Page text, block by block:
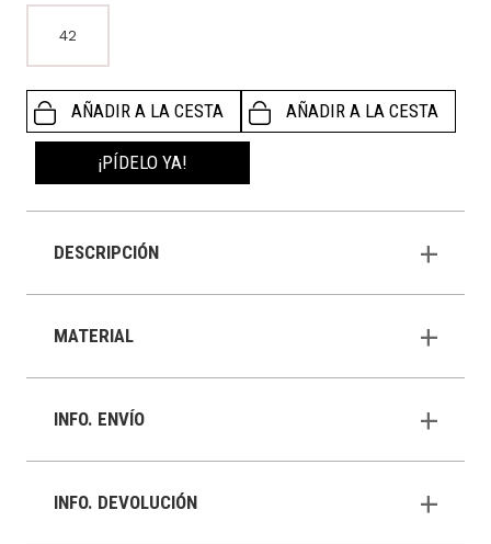
42
AÑADIR A LA CESTA AÑADIR A LA CESTA
¡PÍDELO YA!
DESCRIPCIÓN
MATERIAL
INFO. ENVÍO
INFO. DEVOLUCIÓN